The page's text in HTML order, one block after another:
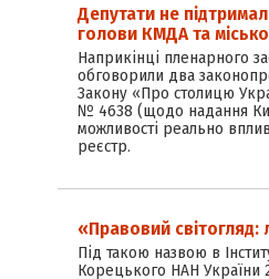
Депутати не
голови КМДА та
Наприкінці пленарного
обговорили два
Закону «Про столицю
№ 4638 (щодо надання
можливості реально
реєстр.
«Правовий світогляд:
Під такою назвою в
Корецького НАН України